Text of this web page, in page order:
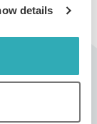
details
at vise